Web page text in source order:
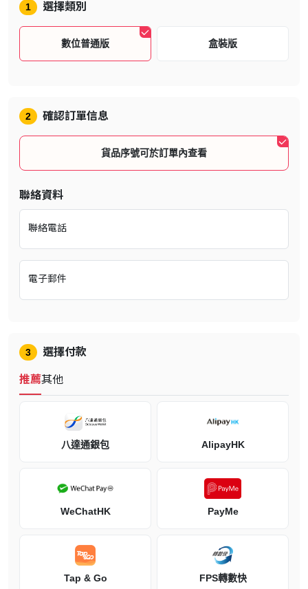
《異塵餘生76》STEAM 激活序號 *1
遊戲簡介
《異塵餘生 76》是以核戰浩劫後廢土世界為背景的角色扮演遊戲
《異塵餘生》系列最新作，首度主打開放世界多人連線玩法。遊玩家
將扮演 76 號庇護所的生還者，在核戰後 20 年的西維吉尼亞狂野廢
系統需求
硬碟空間：50 GB 以上
顯示模式：2GB GPU, NVIDIA GeForce GTX 960 / AMD Radeon R9
1 選擇類別
數位普通版 盒裝版
2 確認訂單信息
貨品序號可於訂單內查看
聯絡資料
聯絡電話
電子郵件
3 選擇付款
推薦其他
八達通銀包 AlipayHK
WeChatHK PayMe
Tap & Go FPS轉數快